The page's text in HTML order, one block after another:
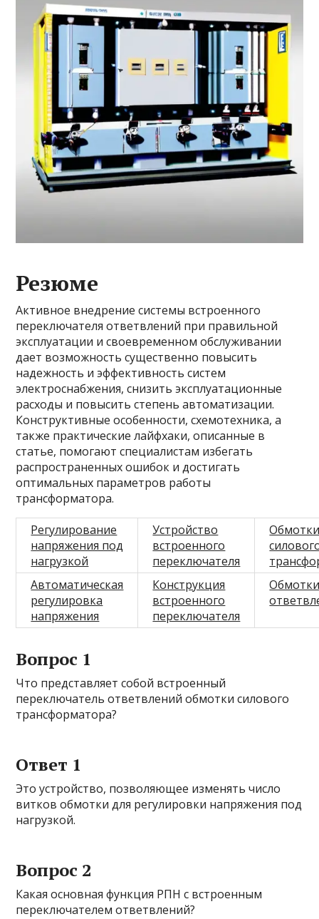
Резюме
Активное внедрение системы встроенного
переключателя ответвлений при правильной
эксплуатации и своевременном обслуживании
дает возможность существенно повысить
надежность и эффективность систем
электроснабжения, снизить эксплуатационные
расходы и повысить степень автоматизации.
Конструктивные особенности, схемотехника, а
также практические лайфхаки, описанные в
статье, помогают специалистам избегать
распространенных ошибок и достигать
оптимальных параметров работы
трансформатора.
Регулирование
напряжения под
нагрузкой
Устройство
встроенного
переключателя
Автоматическая
регулировка
напряжения
Конструкция
встроенного
переключателя
Вопрос 1
Что представляет собой встроенный
переключатель ответвлений обмотки силового
трансформатора?
Ответ 1
Это устройство, позволяющее изменять число
витков обмотки для регулировки напряжения под
нагрузкой.
Вопрос 2
Какая основная функция РПН с встроенным
переключателем ответвлений?